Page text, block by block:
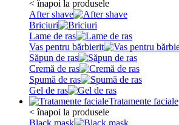
< înapoi la produsele
After shave
Briciuri
Lame de ras
Vas pentru bărbierit
Săpun de ras
Cremă de ras
Spumă de ras
Gel de ras
Tratamente faciale
< înapoi la produsele
Black mask